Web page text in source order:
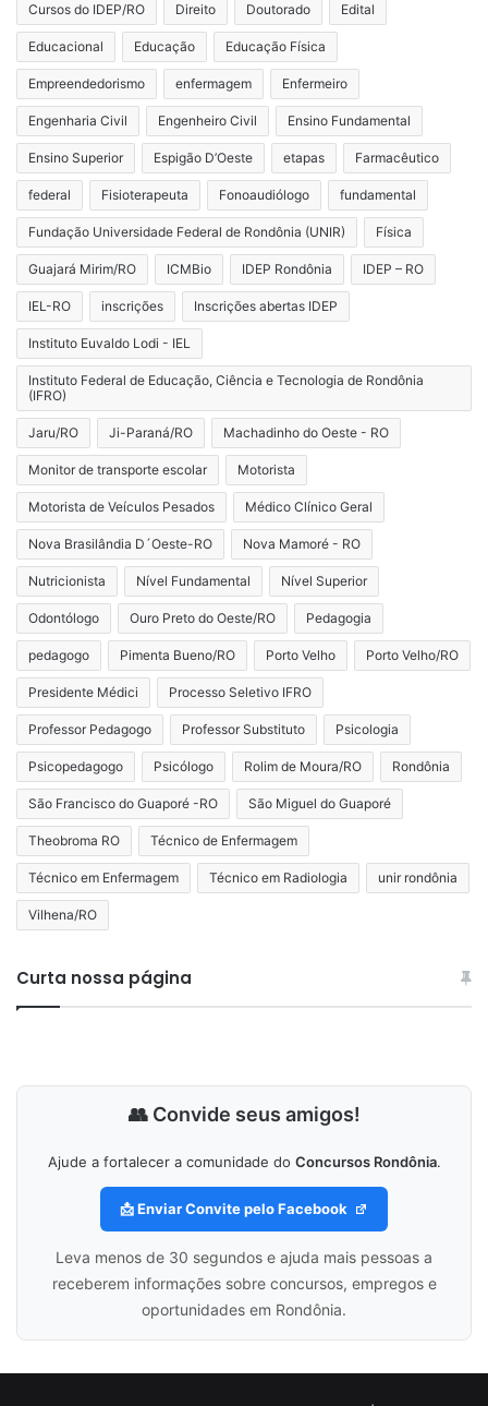
Cursos do IDEP/RO Direito Doutorado Edital
Educacional Educação Educação Física
Empreendedorismo enfermagem Enfermeiro
Engenharia Civil Engenheiro Civil Ensino Fundamental
Ensino Superior Espigão D’Oeste etapas Farmacêutico
federal Fisioterapeuta Fonoaudiólogo fundamental
Fundação Universidade Federal de Rondônia (UNIR) Física
Guajará Mirim/RO ICMBio IDEP Rondônia IDEP – RO
IEL-RO inscrições Inscrições abertas IDEP
Instituto Euvaldo Lodi - IEL
Instituto Federal de Educação, Ciência e Tecnologia de Rondônia
(IFRO)
Jaru/RO Ji-Paraná/RO Machadinho do Oeste - RO
Monitor de transporte escolar Motorista
Motorista de Veículos Pesados Médico Clínico Geral
Nova Brasilândia D´Oeste-RO Nova Mamoré - RO
Nutricionista Nível Fundamental Nível Superior
Odontólogo Ouro Preto do Oeste/RO Pedagogia
pedagogo Pimenta Bueno/RO Porto Velho Porto Velho/RO
Presidente Médici Processo Seletivo IFRO
Professor Pedagogo Professor Substituto Psicologia
Psicopedagogo Psicólogo Rolim de Moura/RO Rondônia
São Francisco do Guaporé -RO São Miguel do Guaporé
Theobroma RO Técnico de Enfermagem
Técnico em Enfermagem Técnico em Radiologia unir rondônia
Vilhena/RO
Curta nossa página
👥 Convide seus amigos!
Ajude a fortalecer a comunidade do Concursos Rondônia.
📩 Enviar Convite pelo Facebook
Leva menos de 30 segundos e ajuda mais pessoas a
receberem informações sobre concursos, empregos e
oportunidades em Rondônia.